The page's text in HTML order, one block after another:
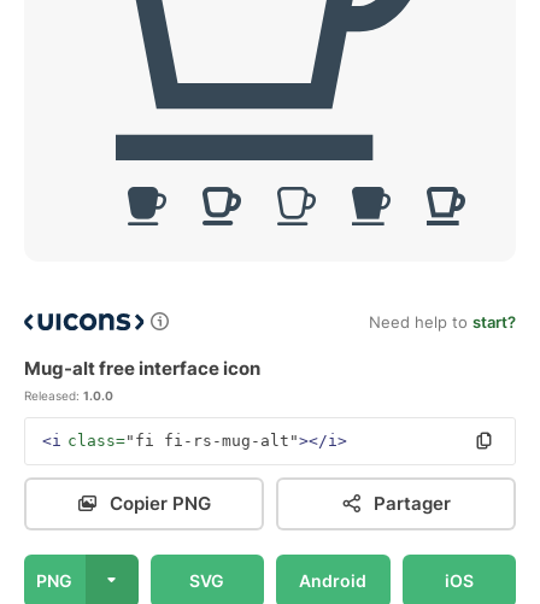
Need help to start?
Mug-alt free interface icon
Released: 1.0.0
<i class="fi fi-rs-mug-alt"></i>
Copier PNG Partager
PNG SVG Android iOS